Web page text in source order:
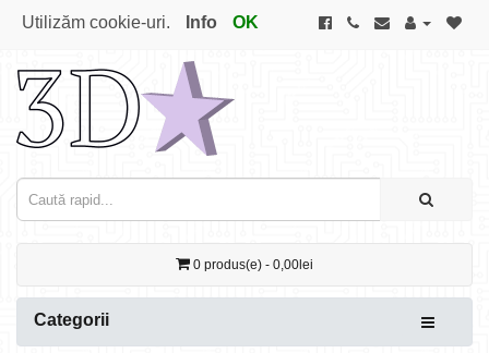
Utilizăm cookie-uri. Info OK
0 produs(e) - 0,00lei
Categorii